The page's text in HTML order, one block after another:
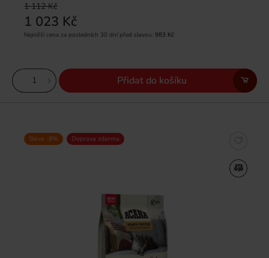
1 112 Kč
1 023 Kč
Nejnižší cena za posledních 30 dní před slevou: 983 Kč
Přidat do košíku
Sleva -8% Doprava zdarma